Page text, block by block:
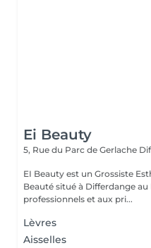
Ei Beauty
5, Rue du Parc de Gerlache
EI Beauty est un Grossiste
Beauté situé à Differdange au
professionnels et aux pri...
Lèvres
Aisselles